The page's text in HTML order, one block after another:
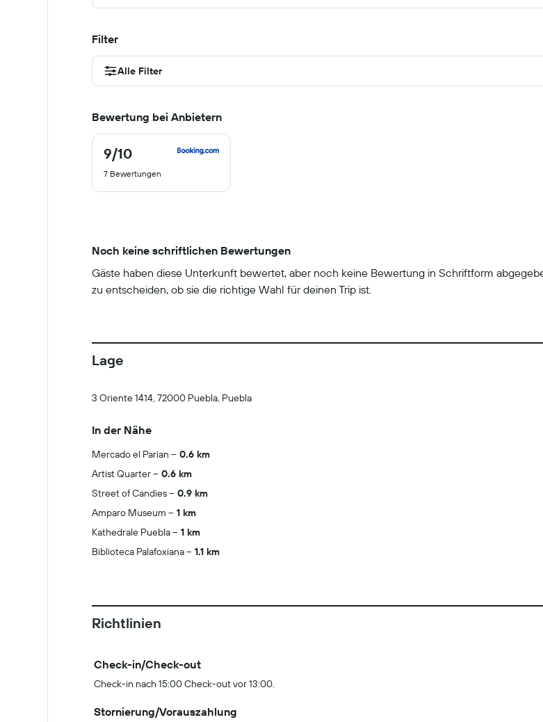
Filter
Alle Filter
Bewertung bei Anbietern
9/10
9
von
10
7 Bewertungen
Noch keine schriftlichen Bewertungen
Gäste haben diese Unterkunft bewertet, aber noch keine Bewertung in Schriftform
zu entscheiden, ob sie die richtige Wahl für deinen Trip ist.
Lage
3 Oriente 1414, 72000 Puebla, Puebla
In der Nähe
Mercado el Parian
0.6 km
Artist Quarter
0.6 km
Street of Candies
0.9 km
Amparo Museum
1 km
Kathedrale Puebla
1 km
Biblioteca Palafoxiana
1.1 km
Richtlinien
Check-in/Check-out
Check-in nach 15:00 Check-out vor 13:00.
Stornierung/Vorauszahlung